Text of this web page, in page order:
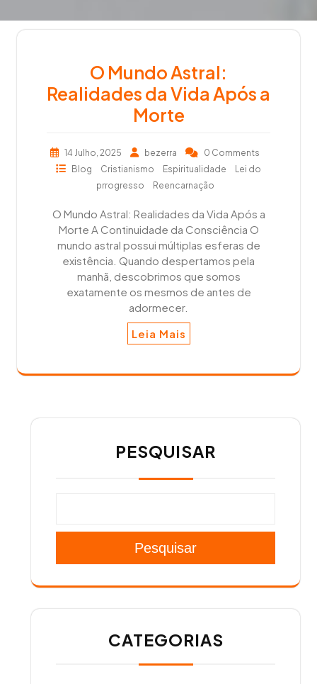
O Mundo Astral:
Realidades da Vida Após a
Morte
14 Julho, 2025 bezerra
0 Comments
Blog
Cristianismo Espiritualidade
Lei do
prrogresso
Reencarnação
O Mundo Astral: Realidades da Vida Após a
Morte A Continuidade da Consciência O
mundo astral possui múltiplas esferas de
existência. Quando despertamos pela
manhã, descobrimos que somos
exatamente os mesmos de antes de
adormecer.
Leia Mais
PESQUISAR
Pesquisar
CATEGORIAS